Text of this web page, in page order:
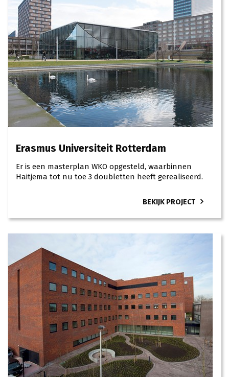
Erasmus Universiteit Rotterdam
Er is een masterplan WKO opgesteld, waarbinnen
Haitjema tot nu toe 3 doubletten heeft gerealiseerd.
BEKIJK PROJECT